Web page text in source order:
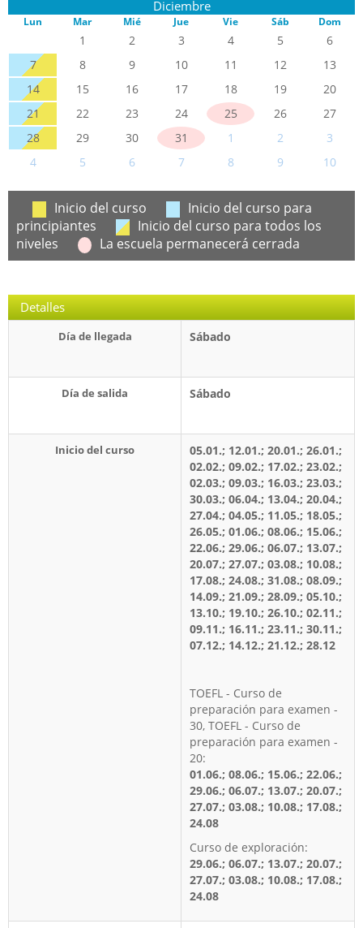
Diciembre
Lun Mar Mié Jue Vie Sáb Dom
1 2 3 4 5
6
7
8 9 10 11 12
13
14
15 16 17 18 19
20
21
22 23 24 25 26
27
28
29 30 31 1 2
3
4
5 6 7 8 9 10
Inicio del curso
Inicio del curso para
principiantes
Inicio del curso para todos los
niveles
La escuela permanecerá cerrada
Detalles
Día de llegada Sábado
Día de salida Sábado
Inicio del curso
05.01.; 12.01.; 20.01.; 26.01.;
02.02.; 09.02.; 17.02.; 23.02.;
02.03.; 09.03.; 16.03.; 23.03.;
30.03.; 06.04.; 13.04.; 20.04.;
27.04.; 04.05.; 11.05.; 18.05.;
26.05.; 01.06.; 08.06.; 15.06.;
22.06.; 29.06.; 06.07.; 13.07.;
20.07.; 27.07.; 03.08.; 10.08.;
17.08.; 24.08.; 31.08.; 08.09.;
14.09.; 21.09.; 28.09.; 05.10.;
13.10.; 19.10.; 26.10.; 02.11.;
09.11.; 16.11.; 23.11.; 30.11.;
07.12.; 14.12.; 21.12.; 28.12
TOEFL - Curso de
preparación para examen -
30, TOEFL - Curso de
preparación para examen -
20:
01.06.; 08.06.; 15.06.; 22.06.;
29.06.; 06.07.; 13.07.; 20.07.;
27.07.; 03.08.; 10.08.; 17.08.;
24.08
Curso de exploración:
29.06.; 06.07.; 13.07.; 20.07.;
27.07.; 03.08.; 10.08.; 17.08.;
24.08